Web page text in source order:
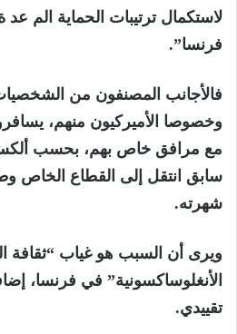
لاستكمال ترتيبات الحماية الم عد
فرنسا”.
فالأجانب المصنفون من الشخصيات
وخصوصا الأميركيون منهم،
مع مرافق خاص بهم، بحسب
سابق انتقل إلى القطاع الخاص
شهرته.
ويرى أن السبب هو غياب “ثقافة
الأنغلوساكسونية” في فرنسا،
تقييدي.